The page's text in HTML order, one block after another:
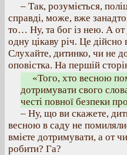
– Так, розуміється,
справді, може, вже
то… Ну, та бог із нею. А от
одну цікаву річ. Це
Слухайте, дитинко, чи не
оповістка. На першій
«Того, хто весною
дотримувати свого
честі повної безпеки
– Ну, що ви скажете,
весною в саду не
вмієте дотримувати, а от
робити? Га?